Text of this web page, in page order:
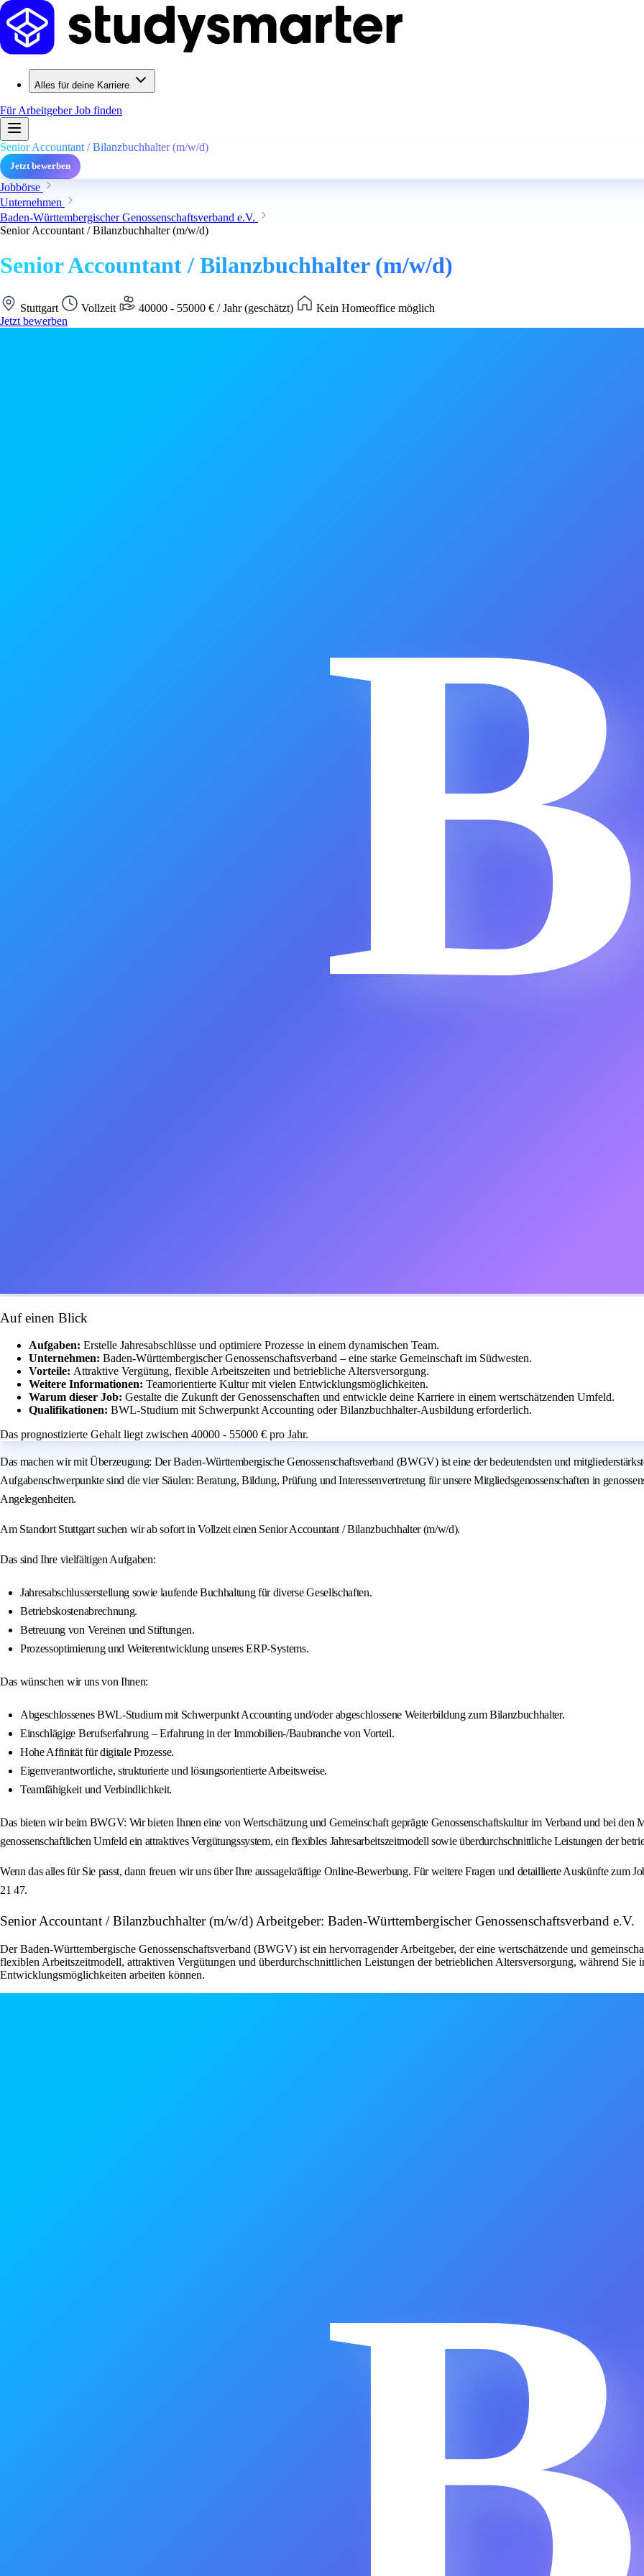
Alles für deine Karriere
Für ArbeitgeberJob finden
Senior Accountant / Bilanzbuchhalter (m/w/d)
Jetzt bewerben
Jobbörse
Unternehmen
Baden-Württembergischer Genossenschaftsverband e.V.
Senior Accountant / Bilanzbuchhalter (m/w/d)
Senior Accountant / Bilanzbuchhalter (m/w/d)
Stuttgart Vollzeit 40000 - 55000 € / Jahr (geschätzt)
Kein Homeoffice möglich
Jetzt bewerben
B
Auf einen Blick
Aufgaben: Erstelle Jahresabschlüsse und optimiere Prozesse in einem dynamischen Team.
Unternehmen: Baden-Württembergischer Genossenschaftsverband – eine starke Gemeinschaft im Südwesten.
Vorteile: Attraktive Vergütung, flexible Arbeitszeiten und betriebliche Altersversorgung.
Weitere Informationen: Teamorientierte Kultur mit vielen Entwicklungsmöglichkeiten.
Warum dieser Job: Gestalte die Zukunft der Genossenschaften und entwickle deine Karriere in einem wertschätzenden Umfeld.
Qualifikationen: BWL-Studium mit Schwerpunkt Accounting oder Bilanzbuchhalter-Ausbildung erforderlich.
Das prognostizierte Gehalt liegt zwischen 40000 - 55000 € pro Jahr.
Das machen wir mit Überzeugung: Der Baden-Württembergische Genossenschaftsverband (BWGV) ist eine der bedeutendsten und
Aufgabenschwerpunkte sind die vier Säulen: Beratung, Bildung, Prüfung und Interessenvertretung für unsere Mitgliedsgenossenschaften in
Angelegenheiten.
Am Standort Stuttgart suchen wir ab sofort in Vollzeit einen Senior Accountant / Bilanzbuchhalter (m/w/d).
Das sind Ihre vielfältigen Aufgaben:
Jahresabschlusserstellung sowie laufende Buchhaltung für diverse Gesellschaften.
Betriebskostenabrechnung.
Betreuung von Vereinen und Stiftungen.
Prozessoptimierung und Weiterentwicklung unseres ERP-Systems.
Das wünschen wir uns von Ihnen:
Abgeschlossenes BWL-Studium mit Schwerpunkt Accounting und/oder abgeschlossene Weiterbildung zum Bilanzbuchhalter.
Einschlägige Berufserfahrung – Erfahrung in der Immobilien-/Baubranche von Vorteil.
Hohe Affinität für digitale Prozesse.
Eigenverantwortliche, strukturierte und lösungsorientierte Arbeitsweise.
Teamfähigkeit und Verbindlichkeit.
Das bieten wir beim BWGV: Wir bieten Ihnen eine von Wertschätzung und Gemeinschaft geprägte Genossenschaftskultur im Verband und bei den
genossenschaftlichen Umfeld ein attraktives Vergütungssystem, ein flexibles Jahresarbeitszeitmodell sowie überdurchschnittliche Leistungen der
Wenn das alles für Sie passt, dann freuen wir uns über Ihre aussagekräftige Online-Bewerbung. Für weitere Fragen und detaillierte Auskünfte zum
21 47.
Senior Accountant / Bilanzbuchhalter (m/w/d) Arbeitgeber: Baden-Württembergischer Genossenschaftsverband e.V.
Der Baden-Württembergische Genossenschaftsverband (BWGV) ist ein hervorragender Arbeitgeber, der eine wertschätzende und
flexiblen Arbeitszeitmodell, attraktiven Vergütungen und überdurchschnittlichen Leistungen der betrieblichen Altersversorgung, während
Entwicklungsmöglichkeiten arbeiten können.